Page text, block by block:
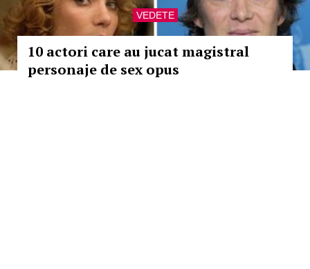
VEDETE
10 actori care au jucat magistral
personaje de sex opus